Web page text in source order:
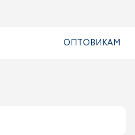
ОПТОВИКАМ